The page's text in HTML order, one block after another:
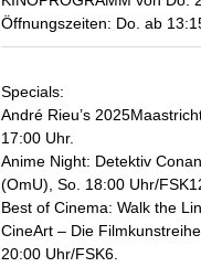
Öffnungszeiten: Do. ab
Specials:
André Rieu’s
17:00 Uhr.
Anime Night: Detektiv
(OmU), So. 18:00 Uhr/
Best of Cinema: Walk the
CineArt – Die
20:00 Uhr/FSK6.